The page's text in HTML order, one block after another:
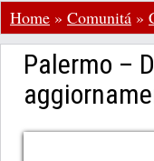
Home » Comunitá »
Palermo –